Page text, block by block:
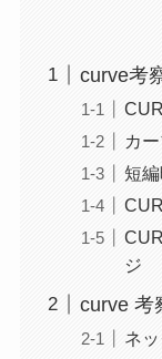
curve考
カ
短
ジ
curve 考
ネ